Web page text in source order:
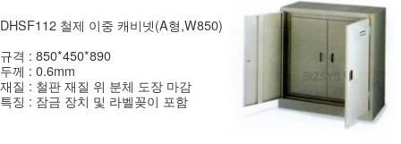
DHSF112 철제 이중 캐비넷(A형,W850)
규격 : 850*450*890
두께 : 0.6mm
재질 : 철판 재질 위 분체 도장 마감
특징 : 잠금 장치 및 라벨꽂이 포함